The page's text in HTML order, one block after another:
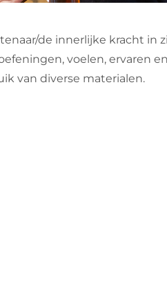
de innerlijke kracht in
voelen, ervaren
van diverse materialen.